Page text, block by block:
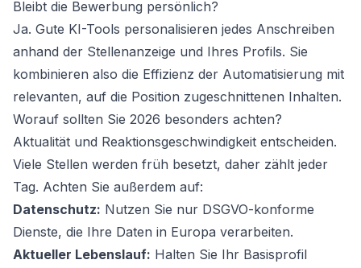
Bleibt die Bewerbung persönlich?
Ja. Gute KI-Tools personalisieren jedes Anschreiben
anhand der Stellenanzeige und Ihres Profils. Sie
kombinieren also die Effizienz der Automatisierung mit
relevanten, auf die Position zugeschnittenen Inhalten.
Worauf sollten Sie 2026 besonders achten?
Aktualität und Reaktionsgeschwindigkeit entscheiden.
Viele Stellen werden früh besetzt, daher zählt jeder
Tag. Achten Sie außerdem auf:
Datenschutz: Nutzen Sie nur DSGVO-konforme
Dienste, die Ihre Daten in Europa verarbeiten.
Aktueller Lebenslauf: Halten Sie Ihr Basisprofil